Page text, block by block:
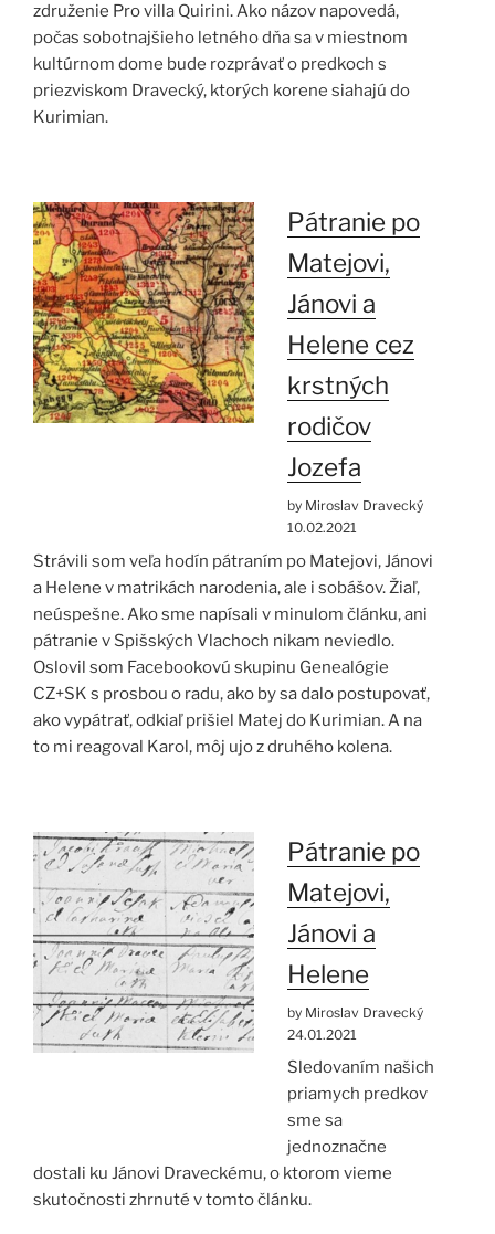
združenie Pro villa Quirini. Ako názov napovedá,
počas sobotnajšieho letného dňa sa v miestnom
kultúrnom dome bude rozprávať o predkoch s
priezviskom Dravecký, ktorých korene siahajú do
Kurimian.
Pátranie po
Matejovi,
Jánovi a
Helene cez
krstných
rodičov
Jozefa
by Miroslav Dravecký
10.02.2021
Strávili som veľa hodín pátraním po Matejovi, Jánovi
a Helene v matrikách narodenia, ale i sobášov. Žiaľ,
neúspešne. Ako sme napísali v minulom článku, ani
pátranie v Spišských Vlachoch nikam neviedlo.
Oslovil som Facebookovú skupinu Genealógie
CZ+SK s prosbou o radu, ako by sa dalo postupovať,
ako vypátrať, odkiaľ prišiel Matej do Kurimian. A na
to mi reagoval Karol, môj ujo z druhého kolena.
Pátranie po
Matejovi,
Jánovi a
Helene
by Miroslav Dravecký
24.01.2021
Sledovaním našich
priamych predkov
sme sa
jednoznačne
dostali ku Jánovi Draveckému, o ktorom vieme
skutočnosti zhrnuté v tomto článku.